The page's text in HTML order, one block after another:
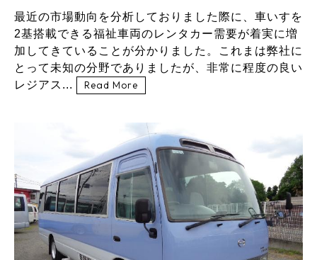
最近の市場動向を分析しておりました際に、車いすを
2基搭載できる福祉車両のレンタカー需要が着実に増
加してきていることが分かりました。これまは弊社に
とって未知の分野でありましたが、非常に程度の良い
レジアス...
Read More